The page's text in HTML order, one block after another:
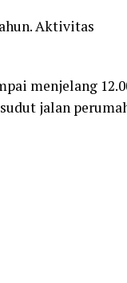
Aktivitas
menjelang
jalan